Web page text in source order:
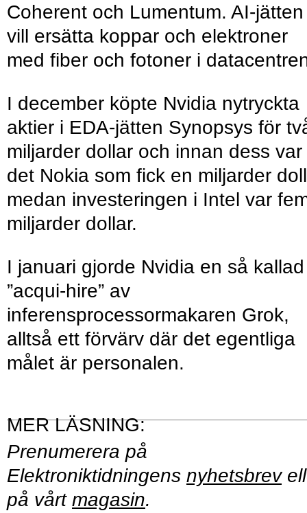
Coherent och Lumentum. AI-jätten
vill ersätta koppar och elektroner
med fiber och fotoner i
I december köpte Nvidia nytryckta
aktier i EDA-jätten Synopsys för
miljarder dollar och innan dess var
det Nokia som fick en miljarder
medan investeringen i Intel var
miljarder dollar.
I januari gjorde Nvidia en så kallad
”acqui-hire” av
inferensprocessormakaren Grok,
alltså ett förvärv där det egentliga
målet är personalen.
Prenumerera på
Elektroniktidningens nyhetsbrev
på vårt magasin.